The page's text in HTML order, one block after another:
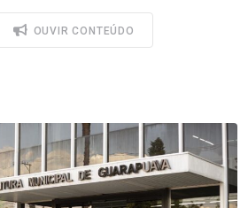
OUVIR CONTEÚDO